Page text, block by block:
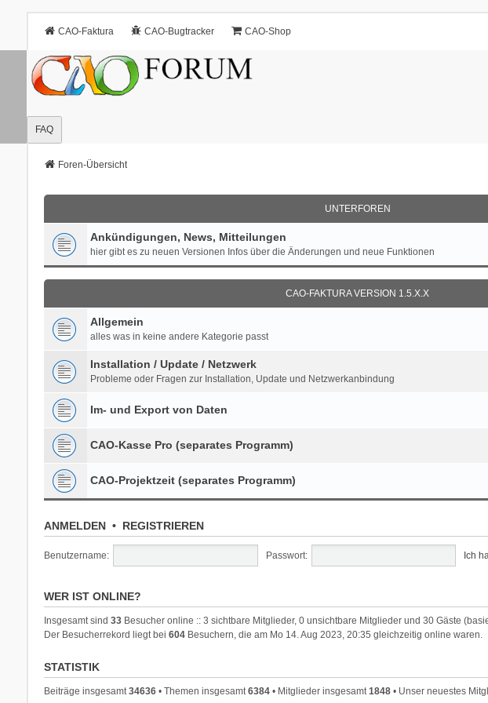
CAO-Faktura CAO-Bugtracker CAO-Shop
FAQ
Foren-Übersicht
UNTERFOREN
Ankündigungen, News, Mitteilungen
hier gibt es zu neuen Versionen Infos über die Änderungen und neue Funktionen
CAO-FAKTURA VERSION 1.5.X.X
Allgemein
alles was in keine andere Kategorie passt
Installation / Update / Netzwerk
Probleme oder Fragen zur Installation, Update und Netzwerkanbindung
Im- und Export von Daten
CAO-Kasse Pro (separates Programm)
CAO-Projektzeit (separates Programm)
ANMELDEN• REGISTRIEREN
Benutzername: Passwort: Ich
WER IST ONLINE?
Insgesamt sind 33Besucher online :: 3 sichtbare Mitglieder, 0 unsichtbare Mitglieder und 30 Gäste
Der Besucherrekord liegt bei 604Besuchern, die am Mo 14. Aug 2023, 20:35 gleichzeitig online waren.
STATISTIK
Beiträge insgesamt34636• Themen insgesamt6384• Mitglieder insgesamt1848• Unser neuestes